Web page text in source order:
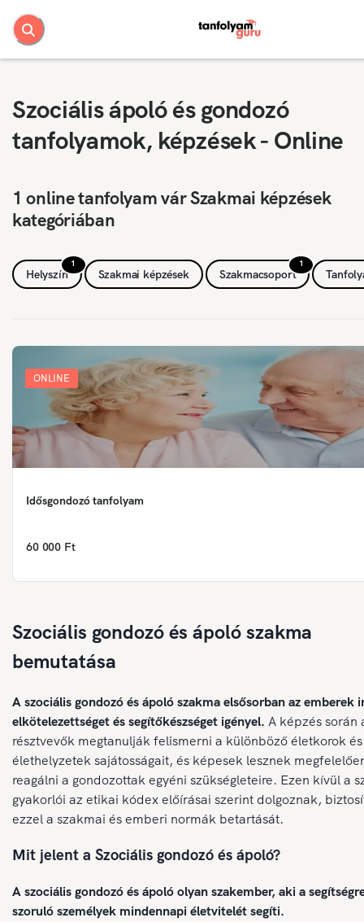
Szociális ápoló és gondozó
tanfolyamok, képzések - Online
1 online tanfolyam vár Szakmai képzések
kategóriában
1
Helyszín Szakmai képzések
1
Szakmacsoport
ONLINE
Idősgondozó tanfolyam
60 000 Ft
Szociális gondozó és ápoló szakma
bemutatása
A szociális gondozó és ápoló szakma elsősorban az emberek
elkötelezettséget és segítőkészséget igényel. A képzés során
résztvevők megtanulják felismerni a különböző életkorok és
élethelyzetek sajátosságait, és képesek lesznek
reagálni a gondozottak egyéni szükségleteire. Ezen kívül a
gyakorlói az etikai kódex előírásai szerint dolgoznak,
ezzel a szakmai és emberi normák betartását.
Mit jelent a Szociális gondozó és ápoló?
A szociális gondozó és ápoló olyan szakember, aki a
szoruló személyek mindennapi életvitelét segíti.